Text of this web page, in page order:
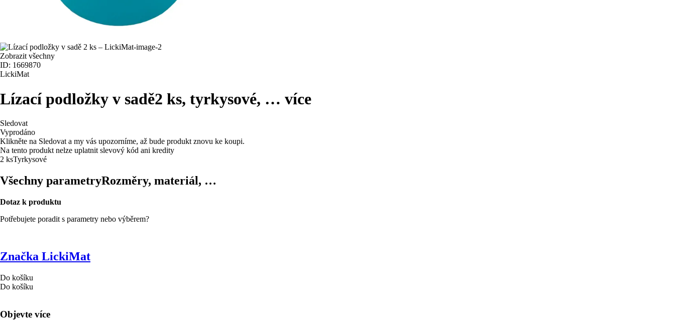
Zobrazit všechny
ID: 1669870
LickiMat
Lízací podložky v sadě2 ks, tyrkysové, … více
Sledovat
Vyprodáno
Klikněte na Sledovat a my vás upozorníme, až bude produkt znovu ke koupi.
Na tento produkt nelze uplatnit slevový kód ani kredity
2 ksTyrkysové
Všechny parametryRozměry, materiál, …
Dotaz k produktu
Potřebujete poradit s parametry nebo výběrem?
Značka LickiMat
Do košíku
Do košíku
Objevte více